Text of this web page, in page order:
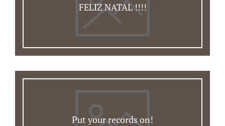
FELIZ NATAL !!!!
Put your records on!